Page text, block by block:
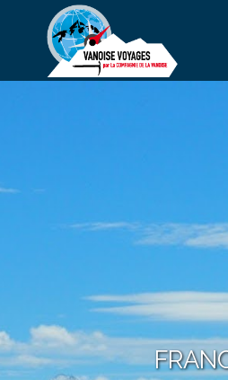
Panneau de gestion des cookies